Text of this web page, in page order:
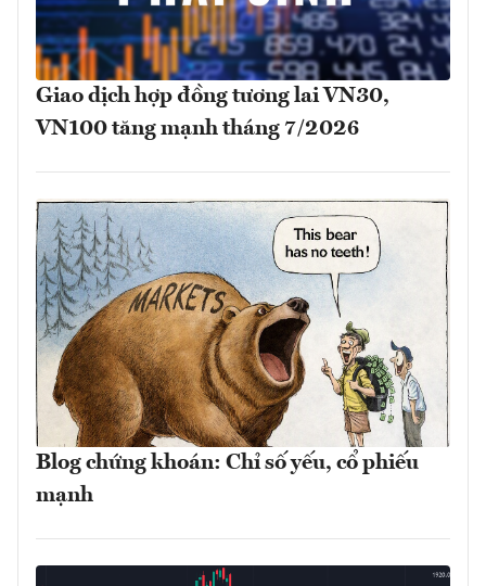
Giao dịch hợp đồng tương lai VN30,
VN100 tăng mạnh tháng 7/2026
Blog chứng khoán: Chỉ số yếu, cổ phiếu
mạnh